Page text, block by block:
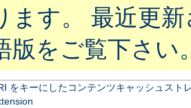
ます。 最近更
版をご覧下さい
をキーにしたコンテンツキャッシュスト